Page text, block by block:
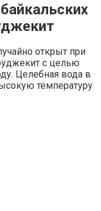
открыт при
с целью
Целебная вода в
температуру